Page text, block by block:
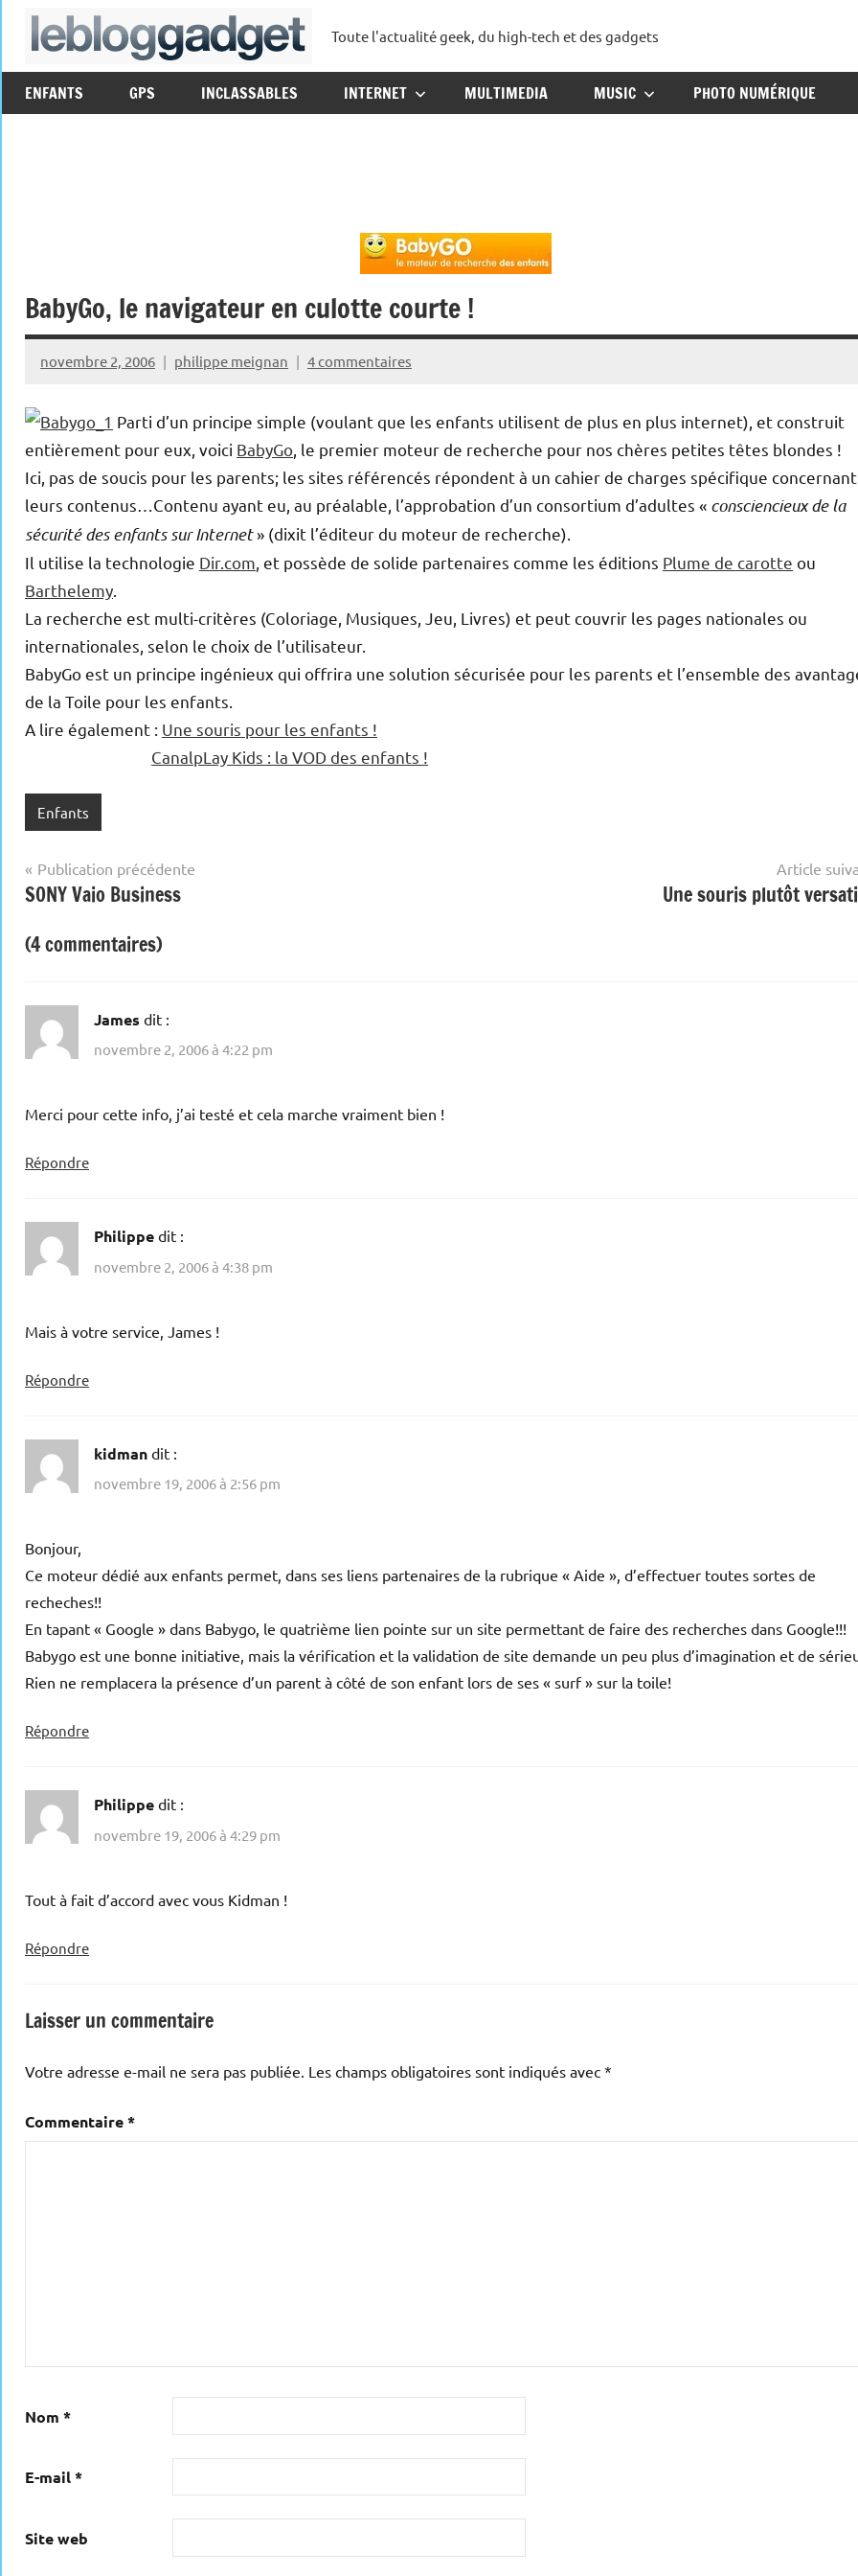
Aller
lebloggadget
Toute l'actualité geek, du high-tech et des gadgets
ENFANTS GPS INCLASSABLES INTERNET MULTIMEDIA MUSIC PHOTO NUMÉRIQUE
BabyGo, le navigateur en culotte courte !
novembre 2, 2006 philippe meignan 4 commentaires
Parti d’un principe simple (voulant que les enfants utilisent de plus en plus internet), et construit
entièrement pour eux, voici BabyGo , le premier moteur de recherche pour nos chères petites têtes blondes !
Ici, pas de soucis pour les parents; les sites référencés répondent à un cahier de charges spécifique concernant
leurs contenus…Contenu ayant eu, au préalable, l’approbation d’un consortium d’adultes « consciencieux de la
sécurité des enfants sur Internet» (dixit l’éditeur du moteur de recherche).
Il utilise la technologie Dir.com , et possède de solide partenaires comme les éditions Plume de carotte ou
Barthelemy
La recherche est multi-critères (Coloriage, Musiques, Jeu, Livres) et peut couvrir les pages nationales ou
internationales, selon le choix de l’utilisateur.
BabyGo est un principe ingénieux qui offrira une solution sécurisée pour les parents et l’ensemble des
de la Toile pour les enfants.
A lire également : Une souris pour les enfants !
CanalpLay Kids : la VOD des enfants !
Enfants
Navigation
de
l’article
Publication précédente
SONY Vaio Business
Article
Une souris plutôt
(4 commentaires)
James dit :
novembre 2, 2006 à 4:22 pm
Merci pour cette info, j’ai testé et cela marche vraiment bien !
Répondre
Philippe dit :
novembre 2, 2006 à 4:38 pm
Mais à votre service, James !
Répondre
kidman dit :
novembre 19, 2006 à 2:56 pm
Bonjour,
Ce moteur dédié aux enfants permet, dans ses liens partenaires de la rubrique « Aide », d’effectuer toutes sortes de
recheches!!
En tapant « Google » dans Babygo, le quatrième lien pointe sur un site permettant de faire des recherches dans Google!!!
Babygo est une bonne initiative, mais la vérification et la validation de site demande un peu plus d’imagination et de
Rien ne remplacera la présence d’un parent à côté de son enfant lors de ses « surf » sur la toile!
Répondre
Philippe dit :
novembre 19, 2006 à 4:29 pm
Tout à fait d’accord avec vous Kidman !
Répondre
Laisser un commentaire
Votre adresse e-mail ne sera pas publiée. Les champs obligatoires sont indiqués avec *
Commentaire*
Nom *
E-mail*
Site web